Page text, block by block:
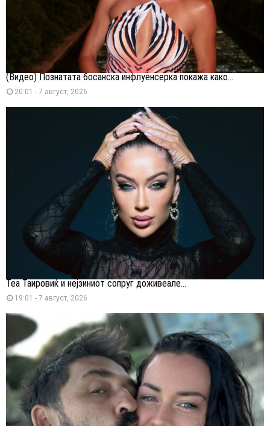
(Видео) Познатата босанска инфлуенсерка покажа како...
20:01 - 7 август, 2026
Теа Таировиќ и нејзиниот сопруг доживеале...
19:01 - 7 август, 2026